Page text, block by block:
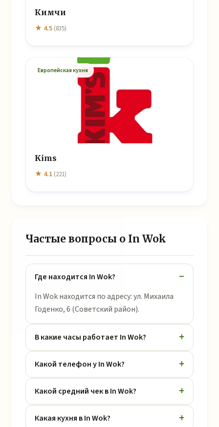
Кимчи
★ 4.5 (835)
Европейская кухня
Kims
★ 4.1 (221)
Частые вопросы о In Wok
Где находится In Wok?
In Wok находится по адресу: ул. Михаила
Годенко, 6 (Советский район).
В какие часы работает In Wok?
Какой телефон у In Wok?
Какой средний чек в In Wok?
Какая кухня в In Wok?